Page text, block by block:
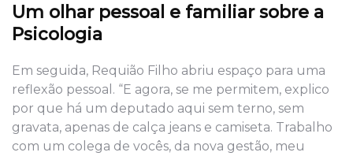
Um olhar pessoal e familiar sobre a
Psicologia
Em seguida, Requião Filho abriu espaço para uma
reflexão pessoal. “E agora, se me permitem, explico
por que há um deputado aqui sem terno, sem
gravata, apenas de calça jeans e camiseta. Trabalho
com um colega de vocês, da nova gestão, meu